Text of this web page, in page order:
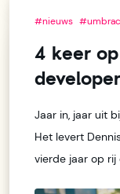
#nieuws
4 keer
developer
Jaar in, jaar uit
Het levert
vierde jaar op rij